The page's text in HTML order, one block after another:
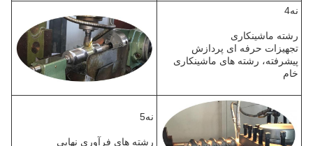
نه4
رشته ماشینکاری
تجهیزات حرفه ای پردازش
پیشرفته، رشته های ماشینکاری
خام
نه5
رشته های فرآوری نهایی